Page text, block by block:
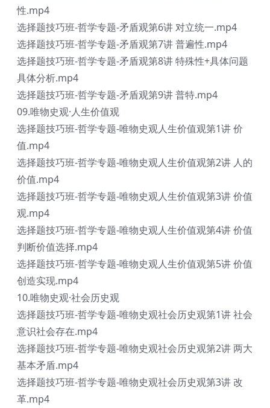
性.mp4
选择题技巧班-哲学专题-矛盾观第6讲 对立统一.mp4
选择题技巧班-哲学专题-矛盾观第7讲 普遍性.mp4
选择题技巧班-哲学专题-矛盾观第8讲 特殊性+具体问题
具体分析.mp4
选择题技巧班-哲学专题-矛盾观第9讲 普特.mp4
09.唯物史观·人生价值观
选择题技巧班-哲学专题-唯物史观人生价值观第1讲 价
值.mp4
选择题技巧班-哲学专题-唯物史观人生价值观第2讲 人的
价值.mp4
选择题技巧班-哲学专题-唯物史观人生价值观第3讲 价值
观.mp4
选择题技巧班-哲学专题-唯物史观人生价值观第4讲 价值
判断价值选择.mp4
选择题技巧班-哲学专题-唯物史观人生价值观第5讲 价值
创造实现.mp4
10.唯物史观·社会历史观
选择题技巧班-哲学专题-唯物史观社会历史观第1讲 社会
意识社会存在.mp4
选择题技巧班-哲学专题-唯物史观社会历史观第2讲 两大
基本矛盾.mp4
选择题技巧班-哲学专题-唯物史观社会历史观第3讲 改
革.mp4